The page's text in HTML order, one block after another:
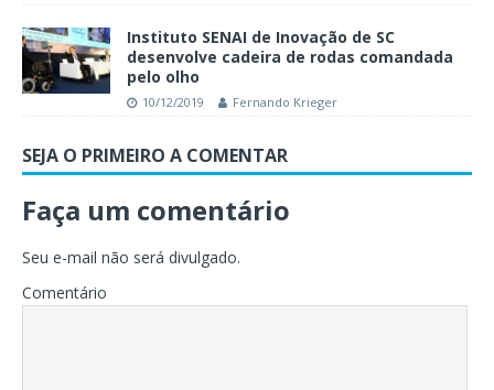
Instituto SENAI de Inovação de SC
desenvolve cadeira de rodas comandada
pelo olho
10/12/2019 Fernando Krieger
SEJA O PRIMEIRO A COMENTAR
Faça um comentário
Seu e-mail não será divulgado.
Comentário